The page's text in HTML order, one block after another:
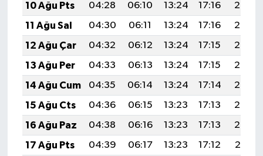
10 Ağu Pts
04:28 06:10 13:24 17:16
20:29
11 Ağu Sal
04:30 06:11 13:24 17:16
20:27
12 Ağu Çar
04:32 06:12 13:24 17:15
20:26
13 Ağu Per
04:33 06:13 13:24 17:15
20:25
14 Ağu Cum
04:35 06:14 13:24 17:14
20:23
15 Ağu Cts
04:36 06:15 13:23 17:13
20:22
16 Ağu Paz
04:38 06:16 13:23 17:13
20:20
17 Ağu Pts
04:39 06:17 13:23 17:12
20:19